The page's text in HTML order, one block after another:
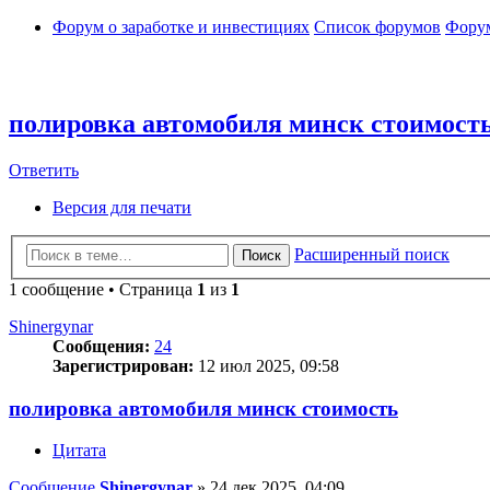
Форум о заработке и инвестициях Список форумов
полировка автомобиля минск
Ответить
Версия для печати
Поиск
Расширенный поиск
1 сообщение • Страница 1 из 1
Shinergynar
Сообщения: 24
Зарегистрирован: 12 июл 2025, 09:58
полировка автомобиля минск стоимость
Цитата